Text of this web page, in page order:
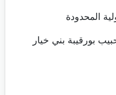
المحدودة
بورقيبة بني خيار